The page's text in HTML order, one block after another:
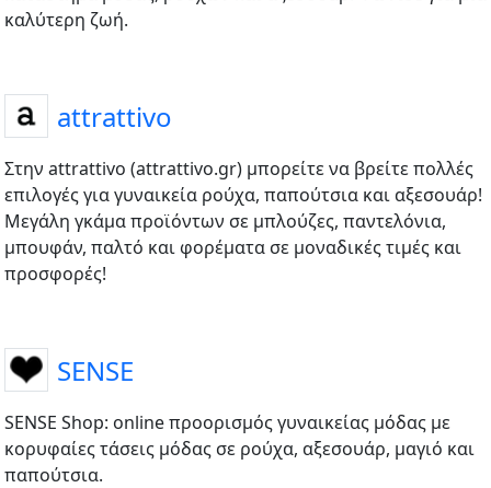
καλύτερη ζωή.
attrattivo
Στην attrattivo (attrattivo.gr) μπορείτε να βρείτε πολλές
επιλογές για γυναικεία ρούχα, παπούτσια και αξεσουάρ!
Μεγάλη γκάμα προϊόντων σε μπλούζες, παντελόνια,
μπουφάν, παλτό και φορέματα σε μοναδικές τιμές και
προσφορές!
SENSE
SENSE Shop: online προορισμός γυναικείας μόδας με
κορυφαίες τάσεις μόδας σε ρούχα, αξεσουάρ, μαγιό και
παπούτσια.